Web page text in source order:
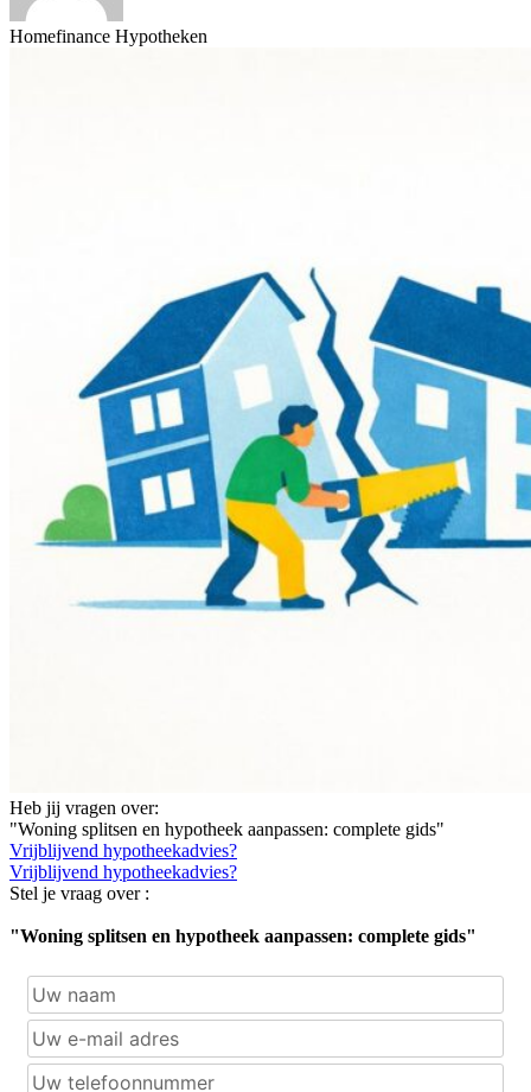
Homefinance Hypotheken
Heb jij vragen over:
"Woning splitsen en hypotheek aanpassen: complete gids"
Vrijblijvend hypotheekadvies?
Vrijblijvend hypotheekadvies?
Stel je vraag over :
"Woning splitsen en hypotheek aanpassen: complete gids"